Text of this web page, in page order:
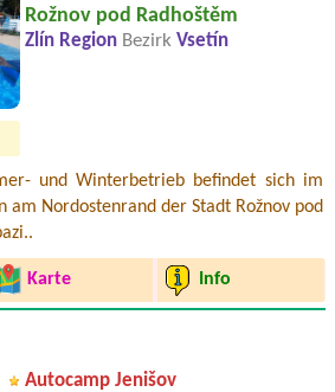
Rožnov pod Radhoštěm
Zlín Region Bezirk Vsetín
und Winterbetrieb befindet sich im
am Nordostenrand der Stadt Rožnov pod
Karte Info
Autocamp Jenišov